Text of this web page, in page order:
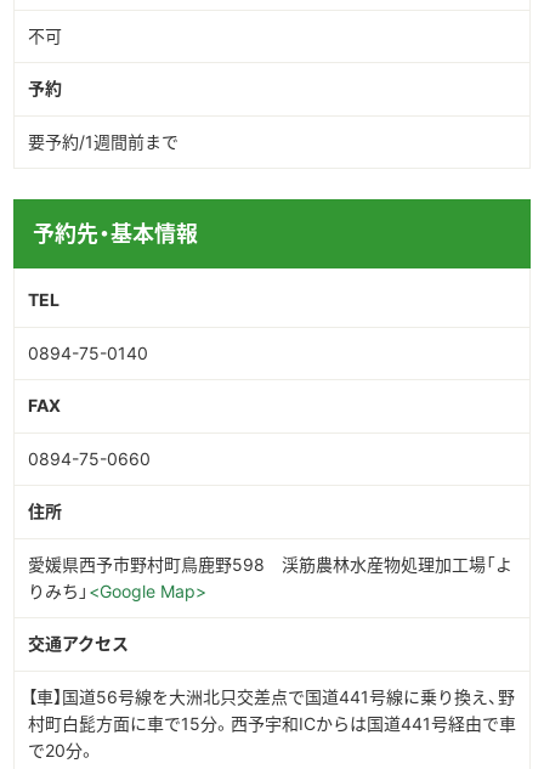
不可
予約
要予約/1週間前まで
予約先・基本情報
TEL
0894-75-0140
FAX
0894-75-0660
住所
愛媛県西予市野村町鳥鹿野598 渓筋農林水産物処理加工場「よ
りみち」 <Google Map>
交通アクセス
【車】国道56号線を大洲北只交差点で国道441号線に乗り換え、野
村町白髭方面に車で15分。西予宇和ICからは国道441号経由で車
で20分。